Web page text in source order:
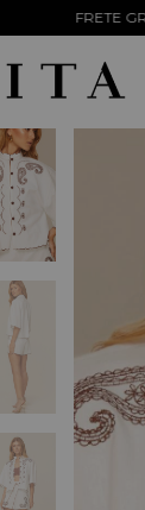
FRETE GRÁTIS